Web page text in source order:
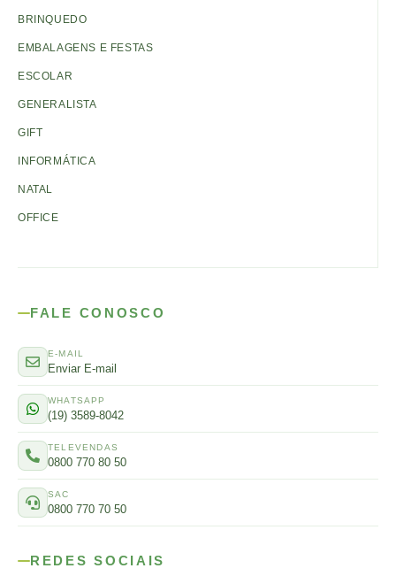
BRINQUEDO
EMBALAGENS E FESTAS
ESCOLAR
GENERALISTA
GIFT
INFORMÁTICA
NATAL
OFFICE
FALE CONOSCO
E-MAIL
Enviar E-mail
WHATSAPP
(19) 3589-8042
TELEVENDAS
0800 770 80 50
SAC
0800 770 70 50
REDES SOCIAIS